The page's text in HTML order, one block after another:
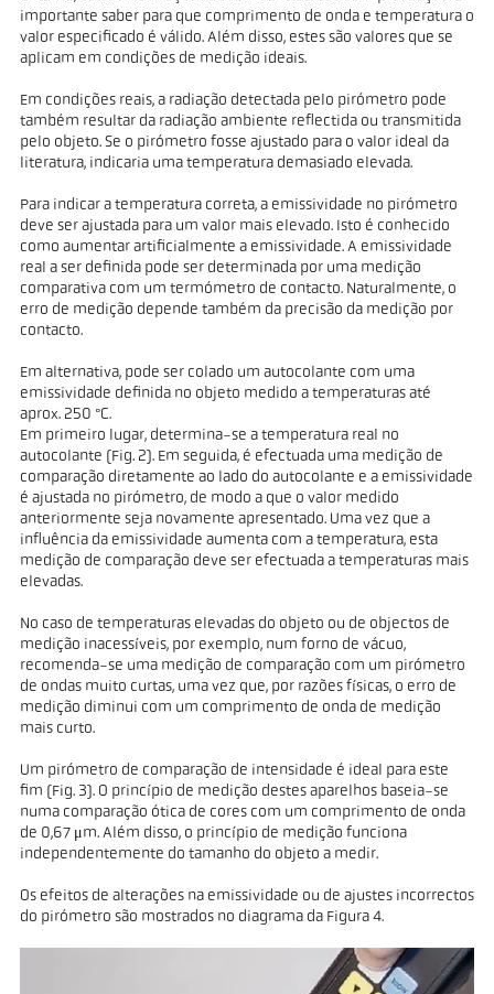
importante saber para que comprimento de onda e temperatura o
valor especificado é válido. Além disso, estes são valores que se
aplicam em condições de medição ideais.
Em condições reais, a radiação detectada pelo pirómetro pode
também resultar da radiação ambiente reflectida ou transmitida
pelo objeto. Se o pirómetro fosse ajustado para o valor ideal da
literatura, indicaria uma temperatura demasiado elevada.
Para indicar a temperatura correta, a emissividade no pirómetro
deve ser ajustada para um valor mais elevado. Isto é conhecido
como aumentar artificialmente a emissividade. A emissividade
real a ser definida pode ser determinada por uma medição
comparativa com um termómetro de contacto. Naturalmente, o
erro de medição depende também da precisão da medição por
contacto.
Em alternativa, pode ser colado um autocolante com uma
emissividade definida no objeto medido a temperaturas até
aprox. 250 °C.
Em primeiro lugar, determina-se a temperatura real no
autocolante (Fig. 2). Em seguida, é efectuada uma medição de
comparação diretamente ao lado do autocolante e a emissividade
é ajustada no pirómetro, de modo a que o valor medido
anteriormente seja novamente apresentado. Uma vez que a
influência da emissividade aumenta com a temperatura, esta
medição de comparação deve ser efectuada a temperaturas mais
elevadas.
No caso de temperaturas elevadas do objeto ou de objectos de
medição inacessíveis, por exemplo, num forno de vácuo,
recomenda-se uma medição de comparação com um pirómetro
de ondas muito curtas, uma vez que, por razões físicas, o erro de
medição diminui com um comprimento de onda de medição
mais curto.
Um pirómetro de comparação de intensidade é ideal para este
fim (Fig. 3). O princípio de medição destes aparelhos baseia-se
numa comparação ótica de cores com um comprimento de onda
de 0,67 μm. Além disso, o princípio de medição funciona
independentemente do tamanho do objeto a medir.
Os efeitos de alterações na emissividade ou de ajustes incorrectos
do pirómetro são mostrados no diagrama da Figura 4.